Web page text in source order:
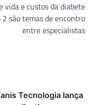
vida e custos da diabete
são temas de encontro
entre especialistas
Tecnologia lança